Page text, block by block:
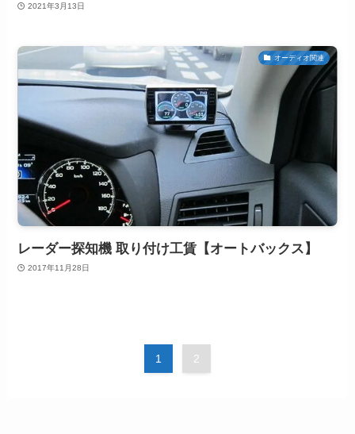
2021年3月13日
オーディオ関連
レーダー探知機 取り付け工賃【オートバックス】
2017年11月28日
1 2